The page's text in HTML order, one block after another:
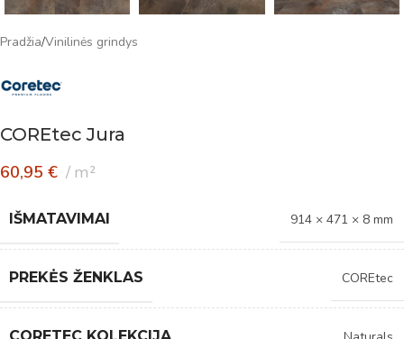
Pradžia/Vinilinės grindys
COREtec Jura
60,95 € m²
IŠMATAVIMAI 914 × 471 × 8 mm
PREKĖS ŽENKLAS COREtec